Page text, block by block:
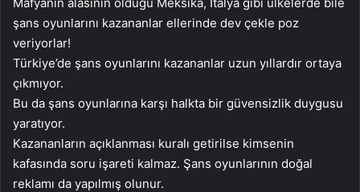
şans oyunlarını kazananlar ellerinde dev çekle poz
veriyorlar!
Türkiye’de şans oyunlarını kazananlar uzun yıllardır ortaya
çıkmıyor.
Bu da şans oyunlarına karşı halkta bir güvensizlik duygusu
yaratıyor.
Kazananların açıklanması kuralı getirilse kimsenin
kafasında soru işareti kalmaz. Şans oyunlarının doğal
reklamı da yapılmış olunur.